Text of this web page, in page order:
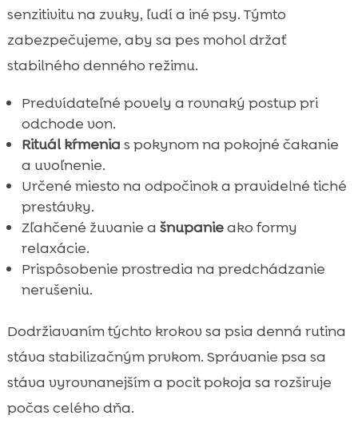
senzitivitu na zvuky, ľudí a iné psy. Týmto
zabezpečujeme, aby sa pes mohol držať
stabilného denného režimu.
Predvídateľné povely a rovnaký postup pri
odchode von.
Rituál kŕmenia s pokynom na pokojné čakanie
a uvoľnenie.
Určené miesto na odpočinok a pravidelné tiché
prestávky.
Zľahčené žuvanie a šnupanieako formy
relaxácie.
Prispôsobenie prostredia na predchádzanie
nerušeniu.
Dodržiavaním týchto krokov sa psia denná rutina
stáva stabilizačným prvkom. Správanie psa sa
stáva vyrovnanejším a pocit pokoja sa rozširuje
počas celého dňa.